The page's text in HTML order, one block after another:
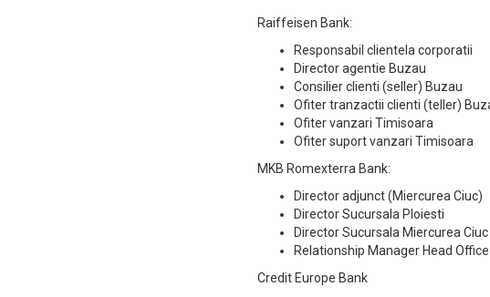
Raiffeisen Bank:
Responsabil clientela corporatii
Director agentie Buzau
Consilier clienti (seller) Buzau
Ofiter tranzactii clienti (teller)
Ofiter vanzari Timisoara
Ofiter suport vanzari Timisoara
MKB Romexterra Bank:
Director adjunct (Miercurea Ciuc)
Director Sucursala Ploiesti
Director Sucursala Miercurea Ciuc
Relationship Manager Head
Credit Europe Bank